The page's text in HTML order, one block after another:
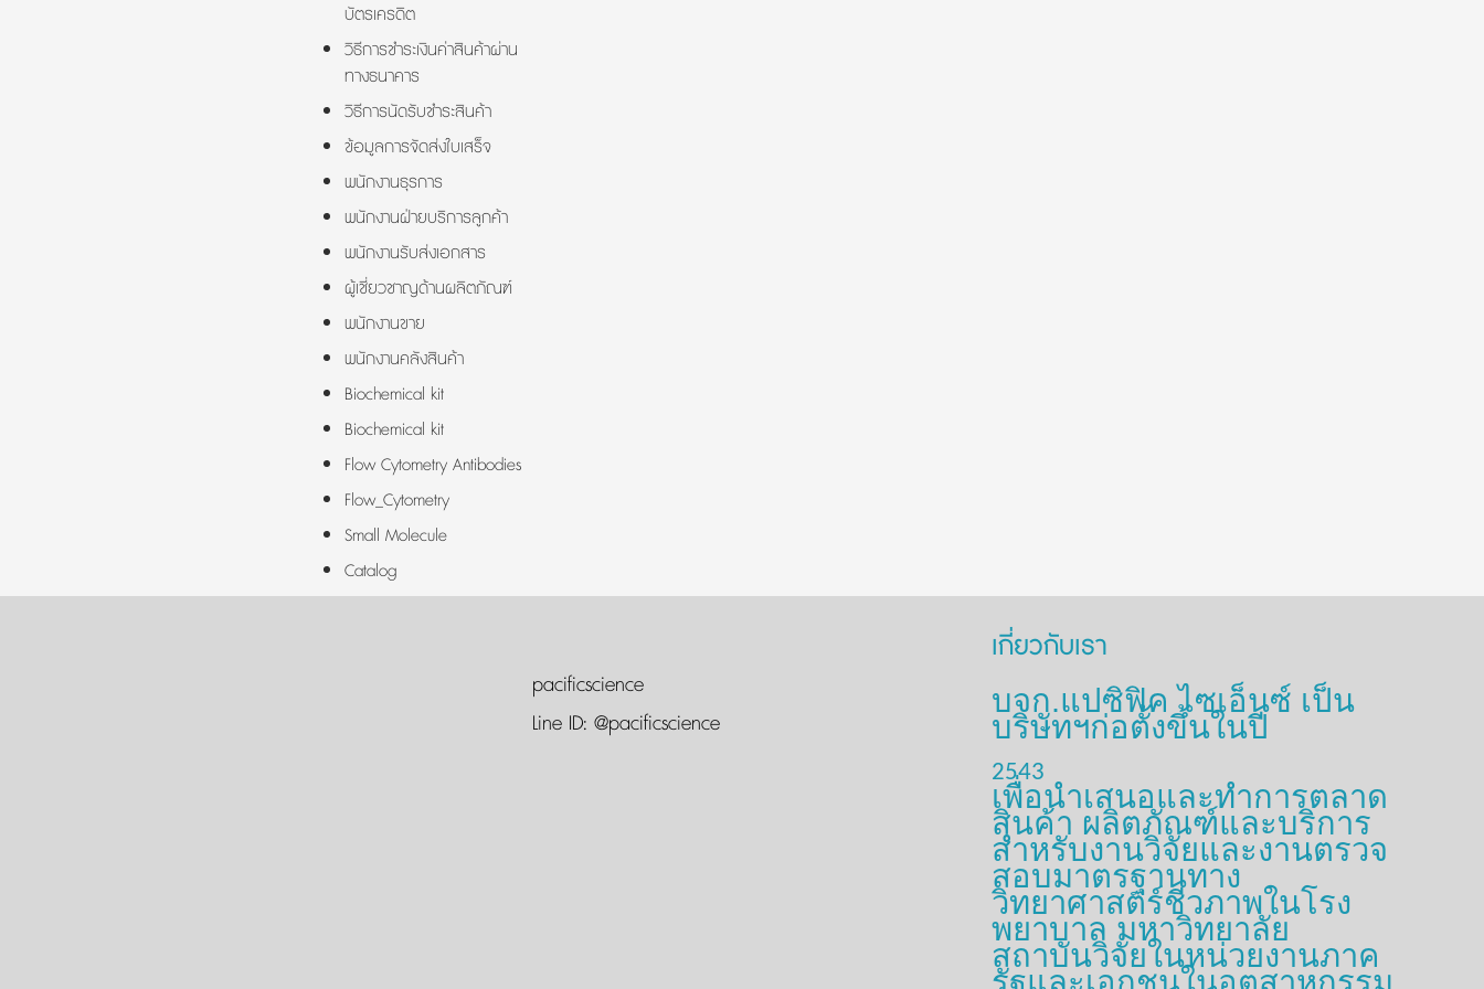
บัตรเครดิต
วิธีการชำระเงินค่าสินค้าผ่าน
ทางธนาคาร
วิธีการนัดรับชำระสินค้า
ข้อมูลการจัดส่งใบเสร็จ
พนักงานธุรการ
พนักงานฝ่ายบริการลูกค้า
พนักงานรับส่งเอกสาร
ผู้เชี่ยวชาญด้านผลิตภัณฑ์
พนักงานขาย
พนักงานคลังสินค้า
Biochemical kit
Biochemical kit
Flow Cytometry Antibodies
Flow_Cytometry
Small Molecule
Catalog
pacificscience
Line ID: @pacificscience
เกี่ยวกับเรา
บจก.แปซิฟิค ไซเอ็นซ์ เป็น
บริษัทฯก่อตั้งขึ้นในปี
2543
เพื่อนำเสนอและทำการตลาด
สินค้า ผลิตภัณฑ์และบริการ
สำหรับงานวิจัยและงานตรวจ
สอบมาตรฐานทาง
วิทยาศาสตร์ชีวภาพในโรง
พยาบาล มหาวิทยาลัย
สถาบันวิจัยในหน่วยงานภาค